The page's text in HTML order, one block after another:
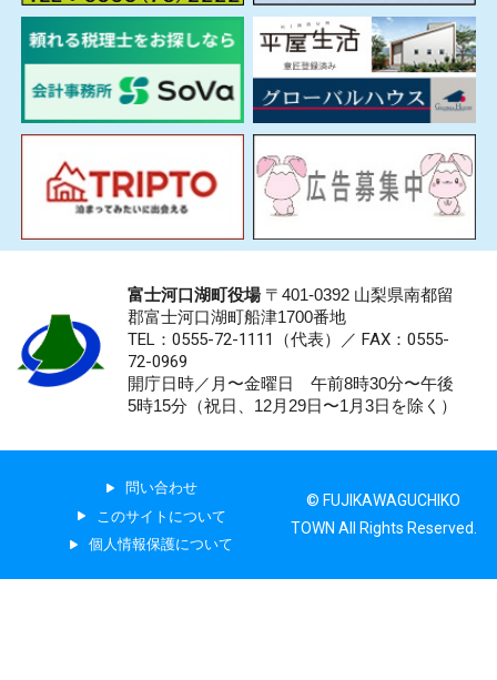
富士河口湖町役場〒401-0392 山梨県南都留
郡富士河口湖町船津1700番地
TEL：0555-72-1111 （代表）／ FAX：0555-
72-0969
開庁日時／月〜金曜日 午前8時30分〜午後
5時15分（祝日、12月29日〜1月3日を除く）
問い合わせ
このサイトについて
個人情報保護について
© FUJIKAWAGUCHIKO
TOWN All Rights Reserved.